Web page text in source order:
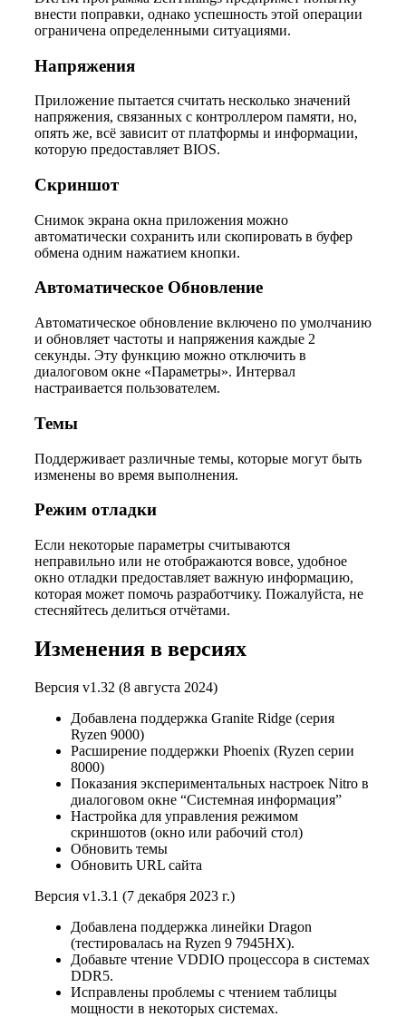
внести поправки, однако успешность этой операции
ограничена определенными ситуациями.
Напряжения
Приложение пытается считать несколько значений
напряжения, связанных с контроллером памяти, но,
опять же, всё зависит от платформы и информации,
которую предоставляет BIOS.
Скриншот
Снимок экрана окна приложения можно
автоматически сохранить или скопировать в буфер
обмена одним нажатием кнопки.
Автоматическое Обновление
Автоматическое обновление включено по умолчанию
и обновляет частоты и напряжения каждые 2
секунды. Эту функцию можно отключить в
диалоговом окне «Параметры». Интервал
настраивается пользователем.
Темы
Поддерживает различные темы, которые могут быть
изменены во время выполнения.
Режим отладки
Если некоторые параметры считываются
неправильно или не отображаются вовсе, удобное
окно отладки предоставляет важную информацию,
которая может помочь разработчику. Пожалуйста, не
стесняйтесь делиться отчётами.
Изменения в версиях
Версия v1.32 (8 августа 2024)
Добавлена поддержка Granite Ridge (серия
Ryzen 9000)
Расширение поддержки Phoenix (Ryzen серии
8000)
Показания экспериментальных настроек Nitro в
диалоговом окне “Системная информация”
Настройка для управления режимом
скриншотов (окно или рабочий стол)
Обновить темы
Обновить URL сайта
Версия v1.3.1 (7 декабря 2023 г.)
Добавлена поддержка линейки Dragon
(тестировалась на Ryzen 9 7945HX).
Добавьте чтение VDDIO процессора в системах
DDR5.
Исправлены проблемы с чтением таблицы
мощности в некоторых системах.